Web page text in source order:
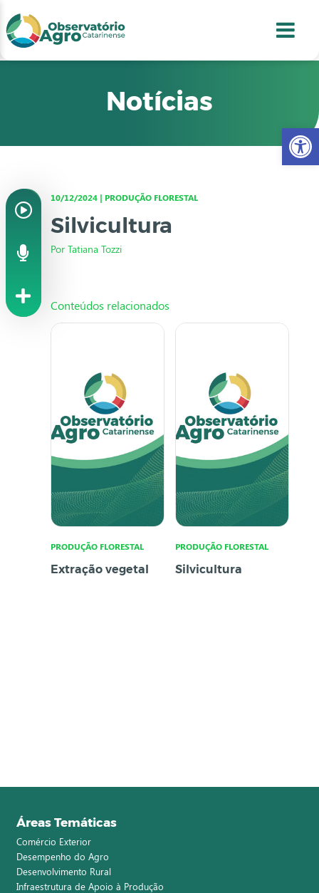
2
3
4
Notícias
10/12/2024 | PRODUÇÃO FLORESTAL
Silvicultura
Por Tatiana Tozzi
Conteúdos relacionados
PRODUÇÃO FLORESTAL
Extração vegetal
PRODUÇÃO FLORESTAL
Silvicultura
Áreas Temáticas
Comércio Exterior
Desempenho do Agro
Desenvolvimento Rural
Infraestrutura de Apoio à Produção